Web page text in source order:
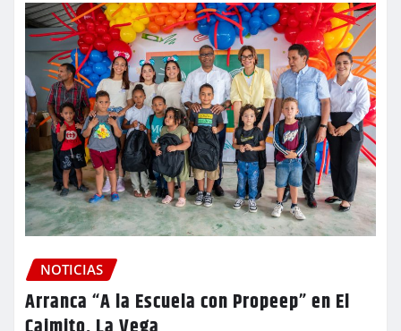
NOTICIAS
Arranca “A la Escuela con Propeep” en El